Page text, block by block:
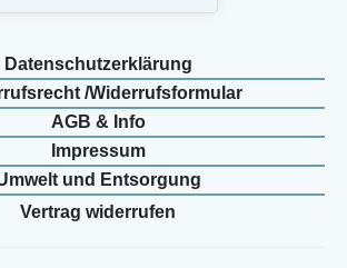
Daten­schutz­erklärung
/Widerrufs­formular
AGB & Info
Impressum
und Entsorgung
Vertrag widerrufen